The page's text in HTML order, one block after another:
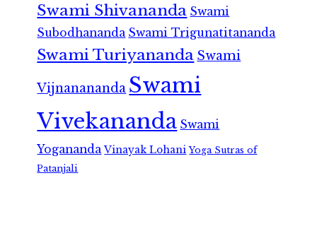
Swami Shivananda Swami
Subodhananda Swami Trigunatitananda
Swami Turiyananda Swami
Vijnanananda Swami
Vivekananda Swami
Yogananda Vinayak Lohani Yoga Sutras of
Patanjali